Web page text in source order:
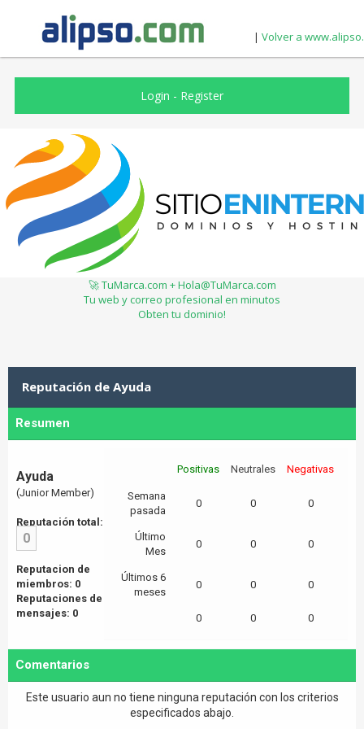
| Volver a
Login - Register
🚀 TuMarca.com + Hola@TuMarca.com
Tu web y correo profesional en minutos
Obten tu dominio!
Reputación de Ayuda
Resumen
Ayuda
(Junior Member)
Reputación total:
0
Reputacion de
miembros: 0
Reputaciones de
mensajes: 0
Positivas Neutrales Negativas
Semana
pasada
0 0 0
Último
Mes
0 0 0
Últimos 6
meses
0 0 0
0 0 0
Comentarios
Este usuario aun no tiene ninguna reputación con los criterios
especificados abajo.